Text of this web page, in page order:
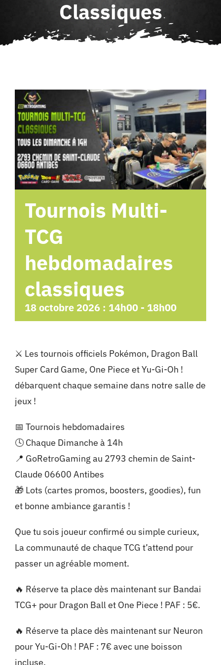
Contact
Classiques
Tournois Multi-
TCG
hebdomadaires
classiques
18 octobre 2026 : 14h00 - 18h00
⚔️ Les tournois officiels Pokémon, Dragon Ball
Super Card Game, One Piece et Yu-Gi-Oh !
débarquent chaque semaine dans notre salle de
jeux !
📅 Tournois hebdomadaires
🕓 Chaque Dimanche à 14h
📍 GoRetroGaming au 2793 chemin de Saint-
Claude 06600 Antibes
🎁 Lots (cartes promos, boosters, goodies), fun
et bonne ambiance garantis !
Que tu sois joueur confirmé ou simple curieux,
La communauté de chaque TCG t’attend pour
passer un agréable moment.
🔥 Réserve ta place dès maintenant sur Bandai
TCG+ pour Dragon Ball et One Piece ! PAF : 5€.
🔥 Réserve ta place dès maintenant sur Neuron
pour Yu-Gi-Oh ! PAF : 7€ avec une boisson
incluse.